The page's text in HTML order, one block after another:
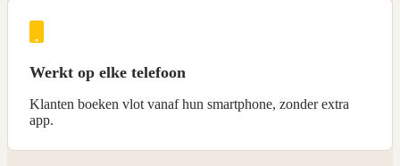
Werkt op elke telefoon
Klanten boeken vlot vanaf hun smartphone, zonder extra
app.